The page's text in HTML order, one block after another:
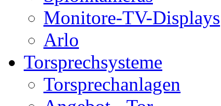
Monitore-TV-Displays
Arlo
Torsprechsysteme
Torsprechanlagen